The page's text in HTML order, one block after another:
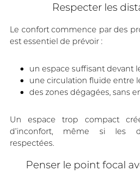
Respecter les
Le confort commence par des
est essentiel de prévoir :
un espace suffisant devant
une circulation fluide entre
des zones dégagées, sans
Un espace trop compact
d’inconfort, même si les
respectées.
Penser le point focal